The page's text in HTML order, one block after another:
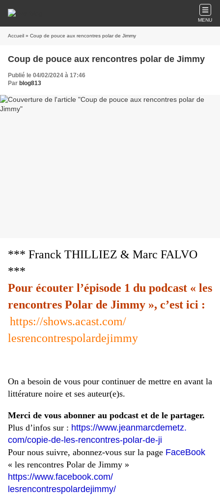
MENU
Accueil » Coup de pouce aux rencontres polar de Jimmy
Coup de pouce aux rencontres polar de Jimmy
Publié le 04/02/2024 à 17:46
Par blog813
*** Franck THILLIEZ & Marc FALVO
***
Pour écouter l’épisode 1 du podcast « les
rencontres Polar de Jimmy », c’est ici :
https://shows.acast.com/
lesrencontrespolardejimmy
On a besoin de vous pour continuer de mettre en avant la
littérature noire et ses auteur(e)s.
Merci de vous abonner au podcast et de le partager.
Plus d’infos sur : https://www.jeanmarcdemetz.
com/copie-de-les-rencontres-polar-de-ji
Pour nous suivre, abonnez-vous sur la page FaceBook
« les rencontres Polar de Jimmy »
https://www.facebook.com/
lesrencontrespolardejimmy/